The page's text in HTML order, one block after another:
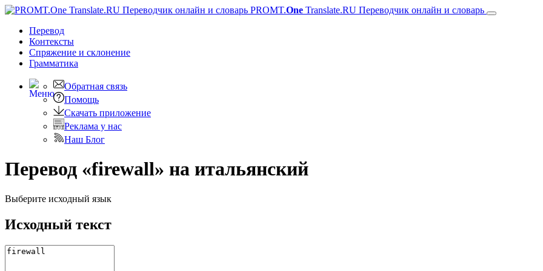
PROMT.One Translate.RU Переводчик онлайн и словарь
Перевод
Контексты
Спряжение и склонение
Грамматика
Обратная связь
Помощь
Скачать приложение
Реклама у нас
Наш Блог
Перевод «firewall» на итальянский
Выберите исходный язык
Исходный текст